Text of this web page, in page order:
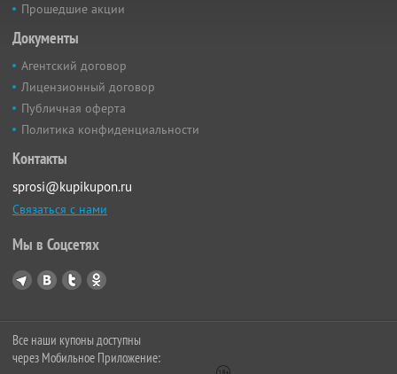
Прошедшие акции
Документы
Агентский договор
Лицензионный договор
Публичная оферта
Политика конфиденциальности
Контакты
sprosi@kupikupon.ru
Связаться с нами
Мы в Соцсетях
Все наши купоны доступны
через Мобильное Приложение: